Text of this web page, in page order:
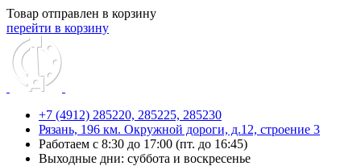
Товар отправлен в корзину
перейти в корзину
+7 (4912) 285220, 285225, 285230
Рязань, 196 км. Окружной дороги, д.12, строение 3
Работаем с 8:30 до 17:00 (пт. до 16:45)
Выходные дни: суббота и воскресенье